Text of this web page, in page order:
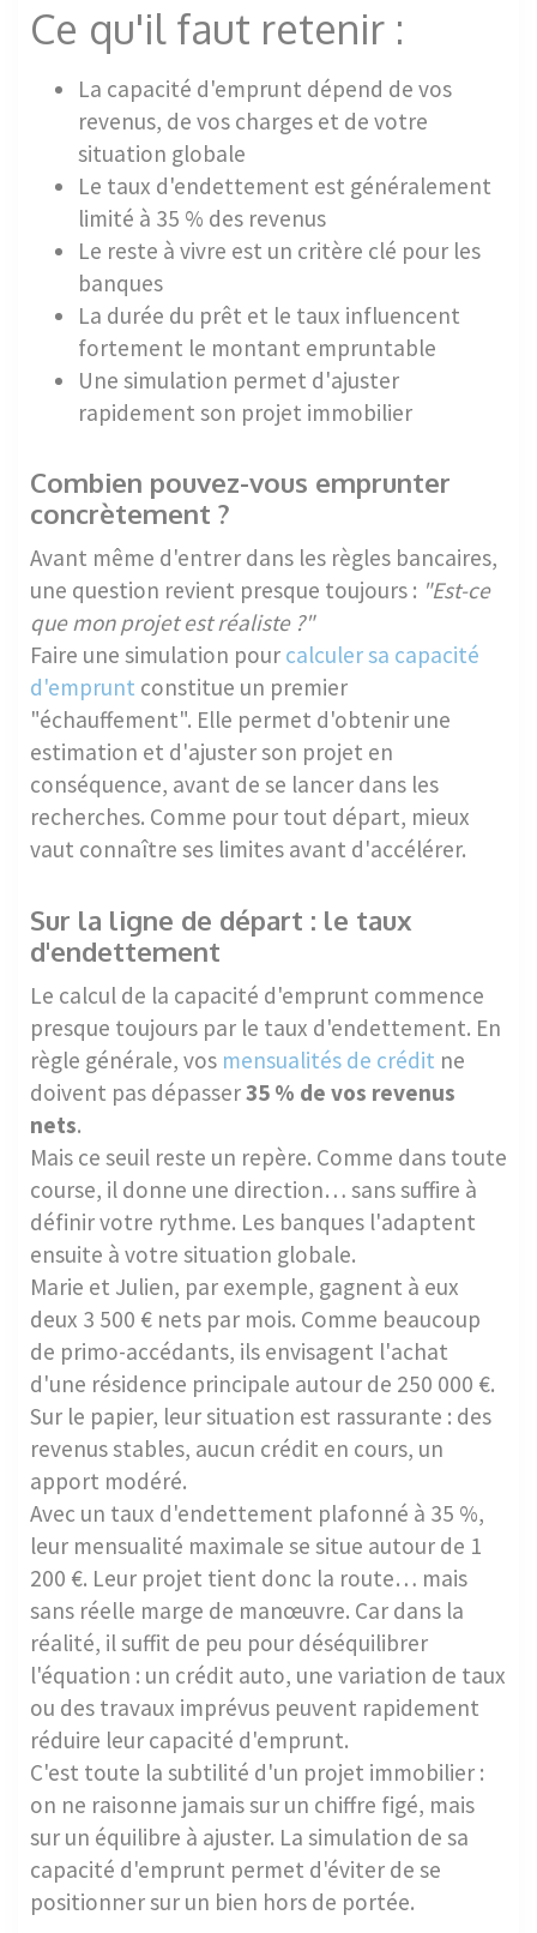
Ce qu'il faut retenir :
La capacité d'emprunt dépend de vos
revenus, de vos charges et de votre
situation globale
Le taux d'endettement est généralement
limité à 35 % des revenus
Le reste à vivre est un critère clé pour les
banques
La durée du prêt et le taux influencent
fortement le montant empruntable
Une simulation permet d'ajuster
rapidement son projet immobilier
Combien pouvez-vous emprunter
concrètement ?
Avant même d'entrer dans les règles bancaires,
une question revient presque toujours : "Est-ce
que mon projet est réaliste ?"
Faire une simulation pour calculer sa capacité
d'emprunt constitue un premier
"échauffement". Elle permet d'obtenir une
estimation et d'ajuster son projet en
conséquence, avant de se lancer dans les
recherches. Comme pour tout départ, mieux
vaut connaître ses limites avant d'accélérer.
Sur la ligne de départ : le taux
d'endettement
Le calcul de la capacité d'emprunt commence
presque toujours par le taux d'endettement. En
règle générale, vos mensualités de crédit ne
doivent pas dépasser35 % de vos revenus
nets.
Mais ce seuil reste un repère. Comme dans toute
course, il donne une direction… sans suffire à
définir votre rythme. Les banques l'adaptent
ensuite à votre situation globale.
Marie et Julien, par exemple, gagnent à eux
deux 3 500 € nets par mois. Comme beaucoup
de primo-accédants, ils envisagent l'achat
d'une résidence principale autour de 250 000 €.
Sur le papier, leur situation est rassurante : des
revenus stables, aucun crédit en cours, un
apport modéré.
Avec un taux d'endettement plafonné à 35 %,
leur mensualité maximale se situe autour de 1
200 €. Leur projet tient donc la route… mais
sans réelle marge de manœuvre. Car dans la
réalité, il suffit de peu pour déséquilibrer
l'équation : un crédit auto, une variation de taux
ou des travaux imprévus peuvent rapidement
réduire leur capacité d'emprunt.
C'est toute la subtilité d'un projet immobilier :
on ne raisonne jamais sur un chiffre figé, mais
sur un équilibre à ajuster. La simulation de sa
capacité d'emprunt permet d'éviter de se
positionner sur un bien hors de portée.